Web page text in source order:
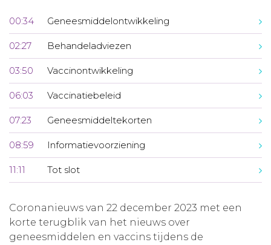
00:34 Geneesmiddelontwikkeling
02:27 Behandeladviezen
03:50 Vaccinontwikkeling
06:03 Vaccinatiebeleid
07:23 Geneesmiddeltekorten
08:59 Informatievoorziening
11:11 Tot slot
Coronanieuws van 22 december 2023 met een
korte terugblik van het nieuws over
geneesmiddelen en vaccins tijdens de